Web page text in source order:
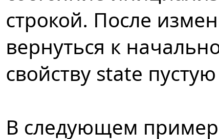
строкой. После
вернуться к
свойству state
В следующем